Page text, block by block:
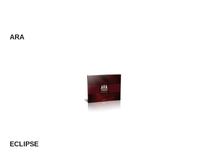
ARA
ECLIPSE